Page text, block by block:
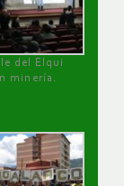
del Elqui
minería.